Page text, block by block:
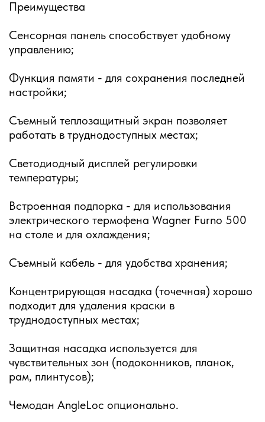
Преимущества
Сенсорная панель способствует удобному
управлению;
Функция памяти - для сохранения последней
настройки;
Съемный теплозащитный экран позволяет
работать в труднодоступных местах;
Светодиодный дисплей регулировки
температуры;
Встроенная подпорка - для использования
электрического термофена Wagner Furno 500
на столе и для охлаждения;
Съемный кабель - для удобства хранения;
Концентрирующая насадка (точечная) хорошо
подходит для удаления краски в
труднодоступных местах;
Защитная насадка используется для
чувствительных зон (подоконников, планок,
рам, плинтусов);
Чемодан AngleLoc опционально.